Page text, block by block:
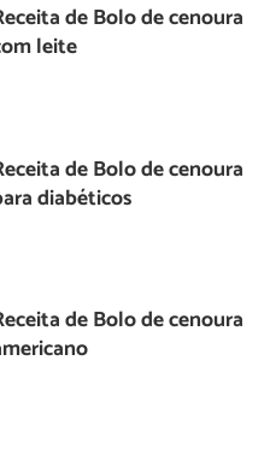
de Bolo de cenoura
leite
de Bolo de cenoura
diabéticos
de Bolo de cenoura